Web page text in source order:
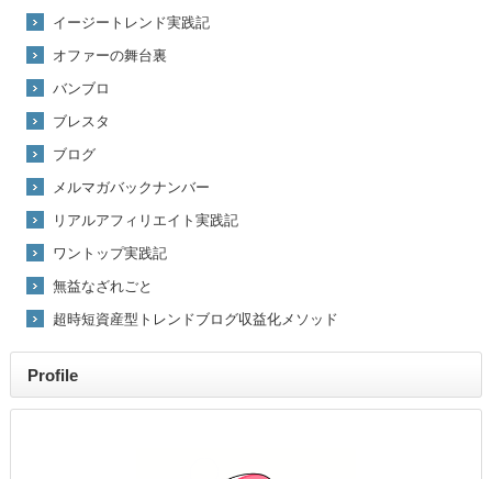
イージートレンド実践記
オファーの舞台裏
バンブロ
ブレスタ
ブログ
メルマガバックナンバー
リアルアフィリエイト実践記
ワントップ実践記
無益なざれごと
超時短資産型トレンドブログ収益化メソッド
Profile